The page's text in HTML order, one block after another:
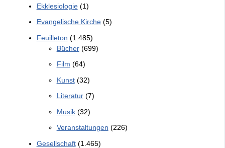
Ekklesiologie(1)
Evangelische Kirche(5)
Feuilleton (1.485)
Bücher(699)
Film (64)
Kunst(32)
Literatur(7)
Musik(32)
Veranstaltungen (226)
Gesellschaft(1.465)